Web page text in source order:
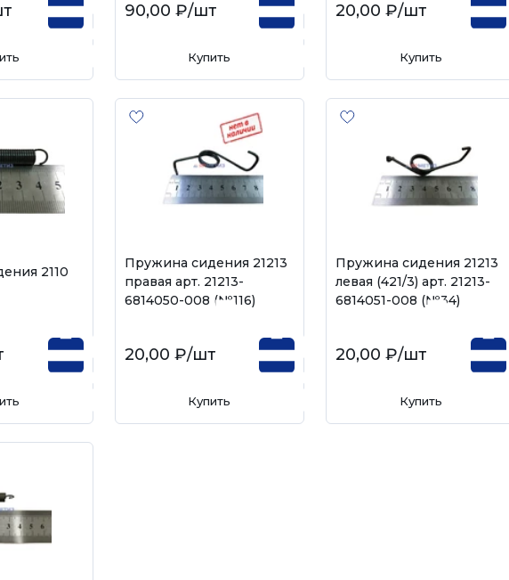
90,00 ₽/шт
Купить
20,00 ₽/шт
Купить
2110
Пружина сидения 21213
правая арт. 21213-
6814050-008 (№116)
20,00 ₽/шт
Купить
Пружина сидения 21213
левая (421/3) арт. 21213-
6814051-008 (№34)
20,00 ₽/шт
Купить